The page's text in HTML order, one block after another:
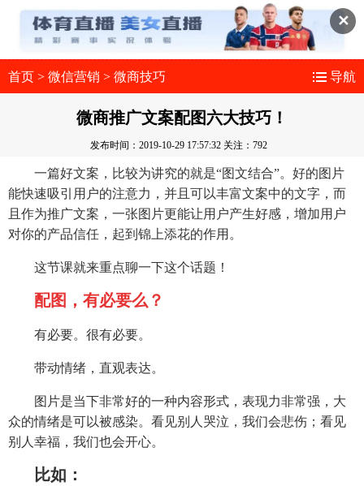
✕
首页 > 微信营销 > 微商技巧 导航
微商推广文案配图六大技巧！
发布时间：2019-10-29 17:57:32 关注：792
一篇好文案，比较为讲究的就是“图文结合”。好的图片
能快速吸引用户的注意力，并且可以丰富文案中的文字，而
且作为推广文案，一张图片更能让用户产生好感，增加用户
对你的产品信任，起到锦上添花的作用。
这节课就来重点聊一下这个话题！
配图，有必要么？
有必要。很有必要。
带动情绪，直观表达。
图片是当下非常好的一种内容形式，表现力非常强，大
众的情绪是可以被感染。看见别人哭泣，我们会悲伤；看见
别人幸福，我们也会开心。
比如：